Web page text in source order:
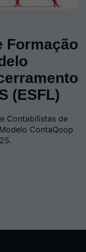
Formação
(ESFL)
Contabilistas de
ContaQoop